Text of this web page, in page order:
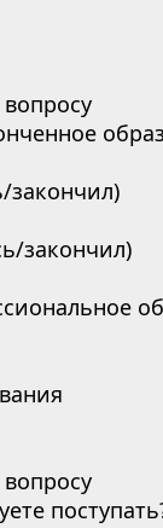
закончил)
закончил)